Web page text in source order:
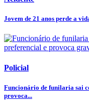
Jovem de 21 anos perde a
Policial
Funcionário de funilaria sai
provoca...